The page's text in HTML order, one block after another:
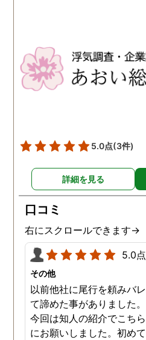
5.0点(3件)
詳細を見る
口コミ
右にスクロールできます→
5.0点
その他
以前他社に尾行を頼みバレ
て諦めた事がありました。
今回は知人の紹介でこちら
にお願いしました。初めて